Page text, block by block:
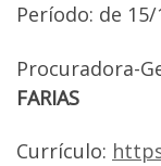
Período: de
Procuradora-
FARIAS
Currículo: